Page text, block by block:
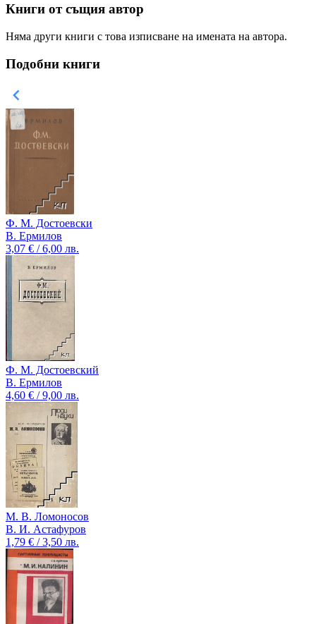
Книги от същия автор
Няма други книги с това изписване на имената на автора.
Подобни книги
Ф. М. Достоевски
В. Ермилов
3,07 € / 6,00 лв.
Ф. М. Достоевский
В. Ермилов
4,60 € / 9,00 лв.
М. В. Ломоносов
В. И. Астафуров
1,79 € / 3,50 лв.